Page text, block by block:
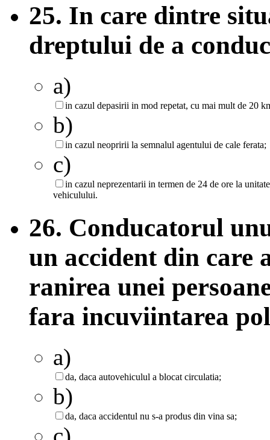
25. In care dintre
dreptului de a
a)
in cazul depasirii in mod repetat, cu mai mult de 20
b)
in cazul neopririi la semnalul agentului de cale ferata;
c)
in cazul neprezentarii in termen de 24 de ore la
vehiculului.
26. Conducatorul
un accident din care
ranirea unei
fara incuviintarea
a)
da, daca autovehiculul a blocat circulatia;
b)
da, daca accidentul nu s-a produs din vina sa;